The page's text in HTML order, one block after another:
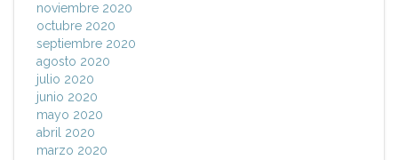
noviembre 2020
octubre 2020
septiembre 2020
agosto 2020
julio 2020
junio 2020
mayo 2020
abril 2020
marzo 2020